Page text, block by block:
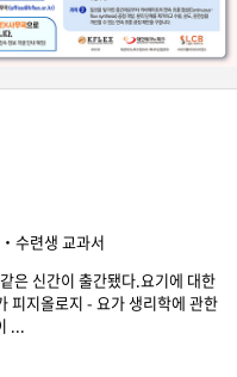
수련생 교과서
은 신간이 출간됐다.요기에 대한
피지올로지 - 요가 생리학에 관한
...